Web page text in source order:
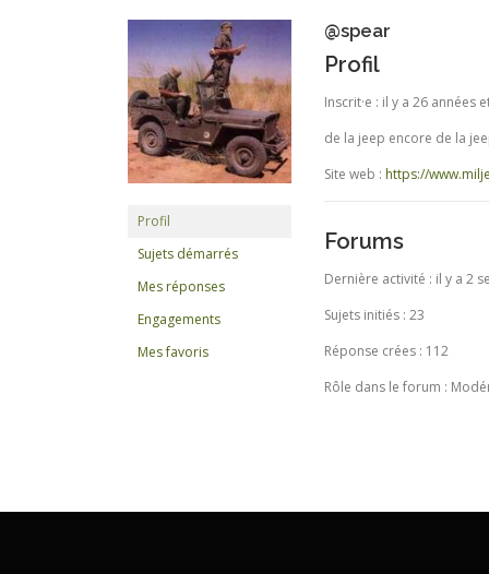
Profil
Sujets démarrés
Mes réponses
Engagements
Mes favoris
@spear
Profil
Inscrit·e : il y a 26 années
de la jeep encore de la
Site web : https://
Forums
Dernière activité : il y a 2
Sujets initiés : 23
Réponse crées : 112
Rôle dans le forum :